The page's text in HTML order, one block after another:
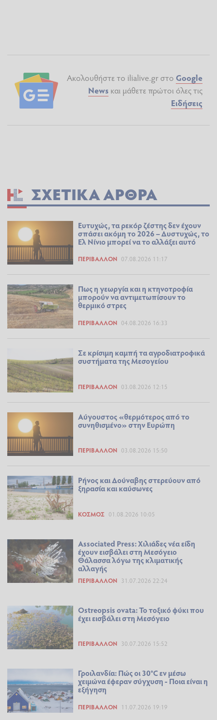
Ακολουθήστε το ilialive.gr στο Google
News και μάθετε πρώτοι όλες τις
Ειδήσεις
ΣΧΕΤΙΚΆ ΆΡΘΡΑ
Ευτυχώς, τα ρεκόρ ζέστης δεν έχουν
σπάσει ακόμη το 2026 – Δυστυχώς, το
Ελ Νίνιο μπορεί να το αλλάξει αυτό
ΠΕΡΙΒΆΛΛΟΝ 07.08.2026 11:17
Πως η γεωργία και η κτηνοτροφία
μπορούν να αντιμετωπίσουν το
θερμικό στρες
ΠΕΡΙΒΆΛΛΟΝ 04.08.2026 16:33
Σε κρίσιμη καμπή τα αγροδιατροφικά
συστήματα της Μεσογείου
ΠΕΡΙΒΆΛΛΟΝ 03.08.2026 12:15
Αύγουστος «θερμότερος από το
συνηθισμένο» στην Ευρώπη
ΠΕΡΙΒΆΛΛΟΝ 03.08.2026 15:50
Ρήνος και Δούναβης στερεύουν από
ξηρασία και καύσωνες
ΚΌΣΜΟΣ 01.08.2026 10:05
Associated Press: Χιλιάδες νέα είδη
έχουν εισβάλει στη Μεσόγειο
Θάλασσα λόγω της κλιματικής
αλλαγής
ΠΕΡΙΒΆΛΛΟΝ 31.07.2026 22:24
Ostreopsis ovata: Το τοξικό φύκι που
έχει εισβάλει στη Μεσόγειο
ΠΕΡΙΒΆΛΛΟΝ 30.07.2026 15:52
Γροιλανδία: Πώς οι 30°C εν μέσω
χειμώνα έφεραν σύγχυση - Ποια είναι η
εξήγηση
ΠΕΡΙΒΆΛΛΟΝ 11.07.2026 19:19